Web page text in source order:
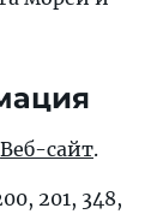
Веб-сайт.
201, 348,